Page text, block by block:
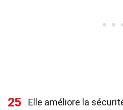
25
Elle améliore la